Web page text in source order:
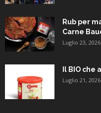
Rub per
Carne
Luglio 23, 2026
Il BIO che
Luglio 21, 2026